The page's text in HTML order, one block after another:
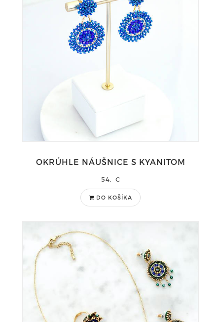
OKRÚHLE NÁUŠNICE S KYANITOM
54,-€
DO KOŠÍKA